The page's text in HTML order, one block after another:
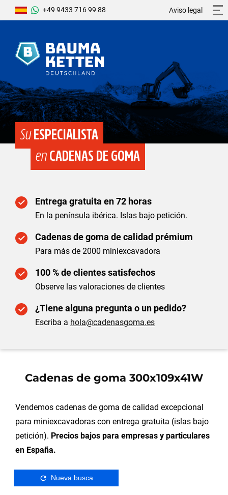
Aviso legal
+49 9433 716 99 88
SuESPECIALISTA
enCADENAS DE GOMA
Entrega gratuita en 72 horas
En la península ibérica. Islas bajo petición.
Cadenas de goma de calidad prémium
Para más de 2000 miniexcavadora
100 % de clientes satisfechos
Observe las valoraciones de clientes
¿Tiene alguna pregunta o un pedido?
Escriba a hola@cadenasgoma.es
Cadenas de goma 300x109x41W
Vendemos cadenas de goma de calidad excepcional
para miniexcavadoras con entrega gratuita (islas bajo
petición). Precios bajos para empresas y particulares
en España.
Nueva busca